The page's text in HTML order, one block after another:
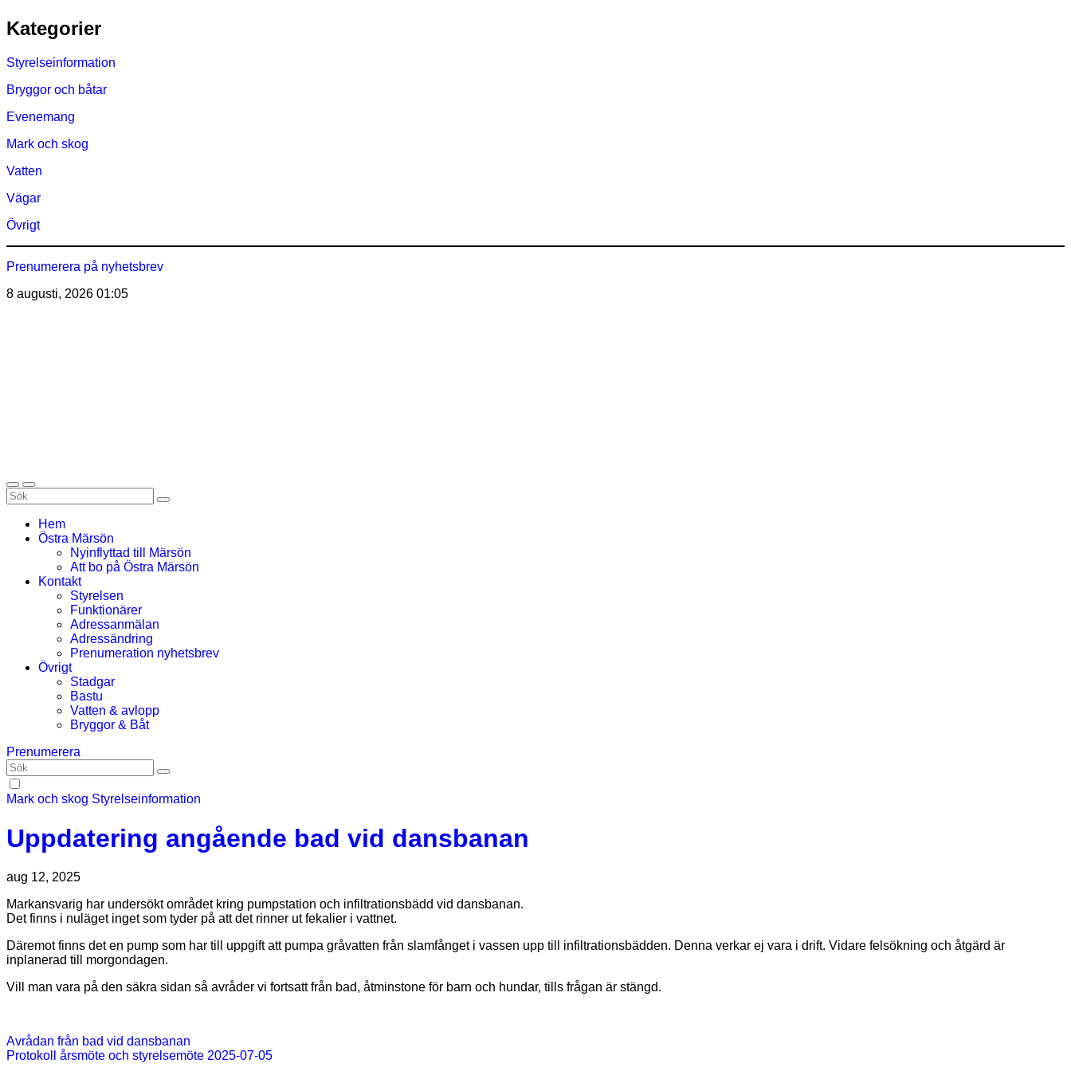
Hoppa
till
Kategorier
Styrelseinformation
Bryggor och båtar
Evenemang
Mark och skog
Vatten
Vägar
Övrigt
Prenumerera på nyhetsbrev
8 augusti, 2026 01:05
Hem
Östra Märsön
Nyinflyttad till Märsön
Att bo på Östra Märsön
Kontakt
Styrelsen
Funktionärer
Adressanmälan
Adressändring
Prenumeration nyhetsbrev
Övrigt
Stadgar
Bastu
Vatten & avlopp
Bryggor & Båt
Prenumerera
Mark och skog Styrelseinformation
Uppdatering angående bad vid dansbanan
aug 12, 2025
Markansvarig har undersökt området kring pumpstation och infiltrationsbädd vid dansbanan.
Det finns i nuläget inget som tyder på att det rinner ut fekalier i vattnet.
Däremot finns det en pump som har till uppgift att pumpa gråvatten från slamfånget i vassen upp till infiltrationsbädden. Denna verkar ej vara i drift. Vidare felsökning och åtgärd är
inplanerad till morgondagen.
Vill man vara på den säkra sidan så avråder vi fortsatt från bad, åtminstone för barn och hundar, tills frågan är stängd.
Inläggsnavigering
Avrådan från bad vid dansbanan
Protokoll årsmöte och styrelsemöte 2025-07-05